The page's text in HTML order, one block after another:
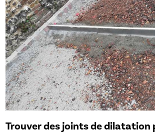
Trouver des joints de dilatation